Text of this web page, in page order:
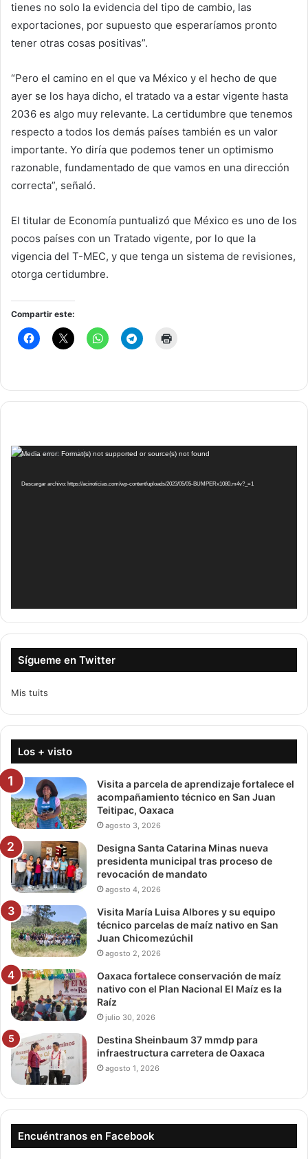
tienes no solo la evidencia del tipo de cambio, las
exportaciones, por supuesto que esperaríamos pronto
tener otras cosas positivas”.
“Pero el camino en el que va México y el hecho de que
ayer se los haya dicho, el tratado va a estar vigente hasta
2036 es algo muy relevante. La certidumbre que tenemos
respecto a todos los demás países también es un valor
importante. Yo diría que podemos tener un optimismo
razonable, fundamentado de que vamos en una dirección
correcta”, señaló.
El titular de Economía puntualizó que México es uno de los
pocos países con un Tratado vigente, por lo que la
vigencia del T-MEC, y que tenga un sistema de revisiones,
otorga certidumbre.
Compartir este:
Reproductor
vídeo
Media error: Format(s) not supported or source(s) not found
Descargar archivo: https://acinoticias.com/wp-content/uploads/2023/05/05-BUMPERx1080.m4v?_=1
Sígueme en Twitter
Mis tuits
Los + visto
Visita a parcela de aprendizaje fortalece el
acompañamiento técnico en San Juan
Teitipac, Oaxaca
agosto 3, 2026
Designa Santa Catarina Minas nueva
presidenta municipal tras proceso de
revocación de mandato
agosto 4, 2026
Visita María Luisa Albores y su equipo
técnico parcelas de maíz nativo en San
Juan Chicomezúchil
agosto 2, 2026
Oaxaca fortalece conservación de maíz
nativo con el Plan Nacional El Maíz es la
Raíz
julio 30, 2026
Destina Sheinbaum 37 mmdp para
infraestructura carretera de Oaxaca
agosto 1, 2026
Encuéntranos en Facebook